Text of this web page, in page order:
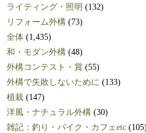
ライティング・照明 (132)
リフォーム外構 (73)
全体 (1,435)
和・モダン外構 (48)
外構コンテスト・賞 (55)
外構で失敗しないために (133)
植栽 (147)
洋風・ナチュラル外構 (30)
雑記：釣り・バイク・カフェetc (105)